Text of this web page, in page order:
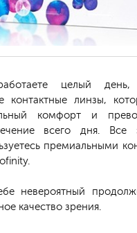
целый день,
контактные линзы,
комфорт и
всего дня. Все
премиальными
невероятный
качество зрения.